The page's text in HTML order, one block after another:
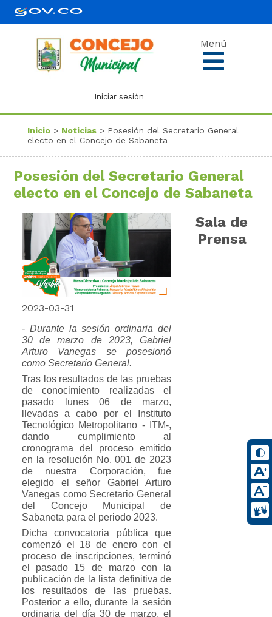
Menú
Iniciar sesión
Inicio> Noticias> Posesión del Secretario General
electo en el Concejo de Sabaneta
Posesión del Secretario General
electo en el Concejo de Sabaneta
2023-03-31
- Durante la sesión ordinaria del
30 de marzo de 2023, Gabriel
Arturo Vanegas se posesionó
como Secretario General.
Tras los resultados de las pruebas
de conocimiento realizadas el
pasado lunes 06 de marzo,
llevadas a cabo por el Instituto
Tecnológico Metropolitano - ITM-,
dando cumplimiento al
cronograma del proceso emitido
en la resolución No. 001 de 2023
de nuestra Corporación, fue
elegido el señor Gabriel Arturo
Vanegas como Secretario General
del Concejo Municipal de
Sabaneta para el periodo 2023.
Dicha convocatoria pública que
comenzó el 18 de enero con el
proceso de inscripciones, terminó
el pasado 15 de marzo con la
publicación de la lista definitiva de
los resultados de las pruebas.
Posterior a ello, durante la sesión
ordinaria del día 30 de marzo, el
Sala de
Prensa